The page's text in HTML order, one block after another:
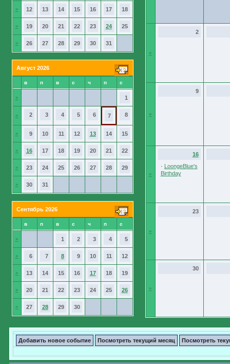
» 12 13 14 15 16 17 18
» 19 20 21 22 23 24 25
» 26 27 28 29 30 31
Август 2026
в п в с ч п с
» 1
» 2 3 4 5 6 7 8
» 9 10 11 12 13 14 15
» 16 17 18 19 20 21 22
» 23 24 25 26 27 28 29
» 30 31
Сентябрь 2026
в п в с ч п с
» 1 2 3 4 5
» 6 7 8 9 10 11 12
» 13 14 15 16 17 18 19
» 20 21 22 23 24 25 26
» 27 28 29 30
»
2
»
9
»
16
· LoongeBlue's
Birthday
»
23
»
30
Добавить новое событие Посмотреть текущий месяц Посмотреть